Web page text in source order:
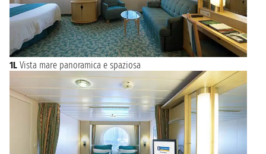
1L Vista mare panoramica e spaziosa